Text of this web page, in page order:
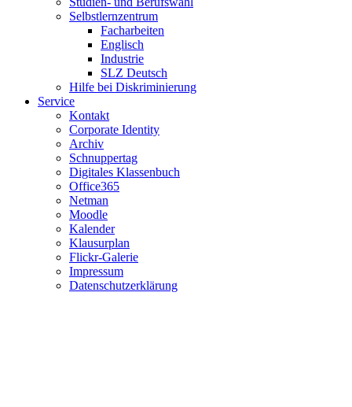
Selbstlernzentrum
Facharbeiten
Englisch
Industrie
SLZ Deutsch
Hilfe bei Diskriminierung
Service
Kontakt
Corporate Identity
Archiv
Schnuppertag
Digitales Klassenbuch
Office365
Netman
Moodle
Kalender
Klausurplan
Flickr-Galerie
Impressum
Datenschutzerklärung